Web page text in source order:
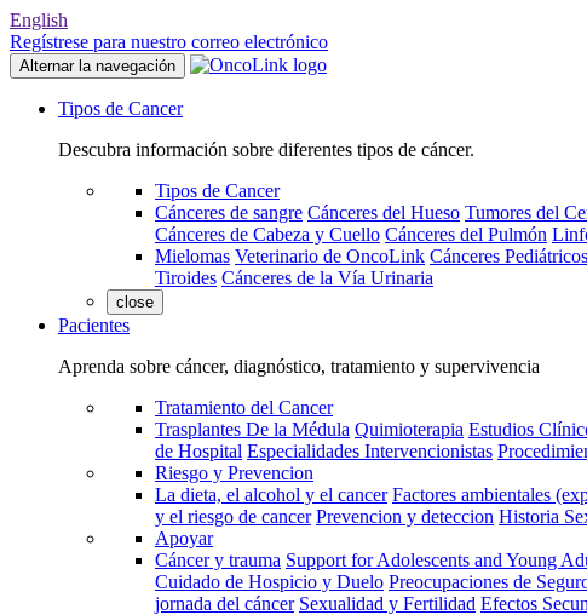
English
Regístrese para nuestro correo electrónico
Alternar la navegación
Tipos de Cancer
Descubra información sobre diferentes tipos de cáncer.
Tipos de Cancer
Cánceres de sangre Cánceres del Hueso Tumores del
Cánceres de Cabeza y Cuello Cánceres del Pulmón
Mielomas Veterinario de OncoLink Cánceres Pediátricos
Tiroides Cánceres de la Vía Urinaria
close
Pacientes
Aprenda sobre cáncer, diagnóstico, tratamiento y supervivencia
Tratamiento del Cancer
Trasplantes De la Médula Quimioterapia Estudios
de Hospital Especialidades Intervencionistas
Riesgo y Prevencion
La dieta, el alcohol y el cancer Factores ambientales
y el riesgo de cancer Prevencion y deteccion Historia
Apoyar
Cáncer y trauma Support for Adolescents and Young
Cuidado de Hospicio y Duelo Preocupaciones de
jornada del cáncer Sexualidad y Fertilidad Efectos